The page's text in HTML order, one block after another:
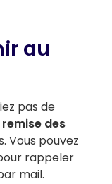
au
pas de
remise des
Vous pouvez
rappeler
mail.